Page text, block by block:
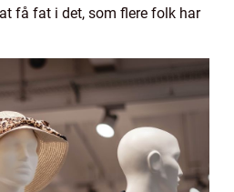
få fat i det, som flere folk har